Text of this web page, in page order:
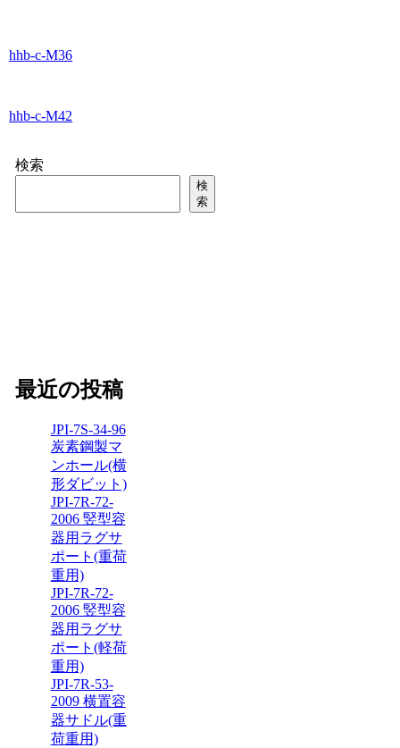
hhb-c-M36
hhb-c-M42
検索
検
索
最近の投稿
JPI-7S-34-96
炭素鋼製マ
ンホール(横
形ダビット)
JPI-7R-72-
2006 竪型容
器用ラグサ
ポート(重荷
重用)
JPI-7R-72-
2006 竪型容
器用ラグサ
ポート(軽荷
重用)
JPI-7R-53-
2009 横置容
器サドル(重
荷重用)